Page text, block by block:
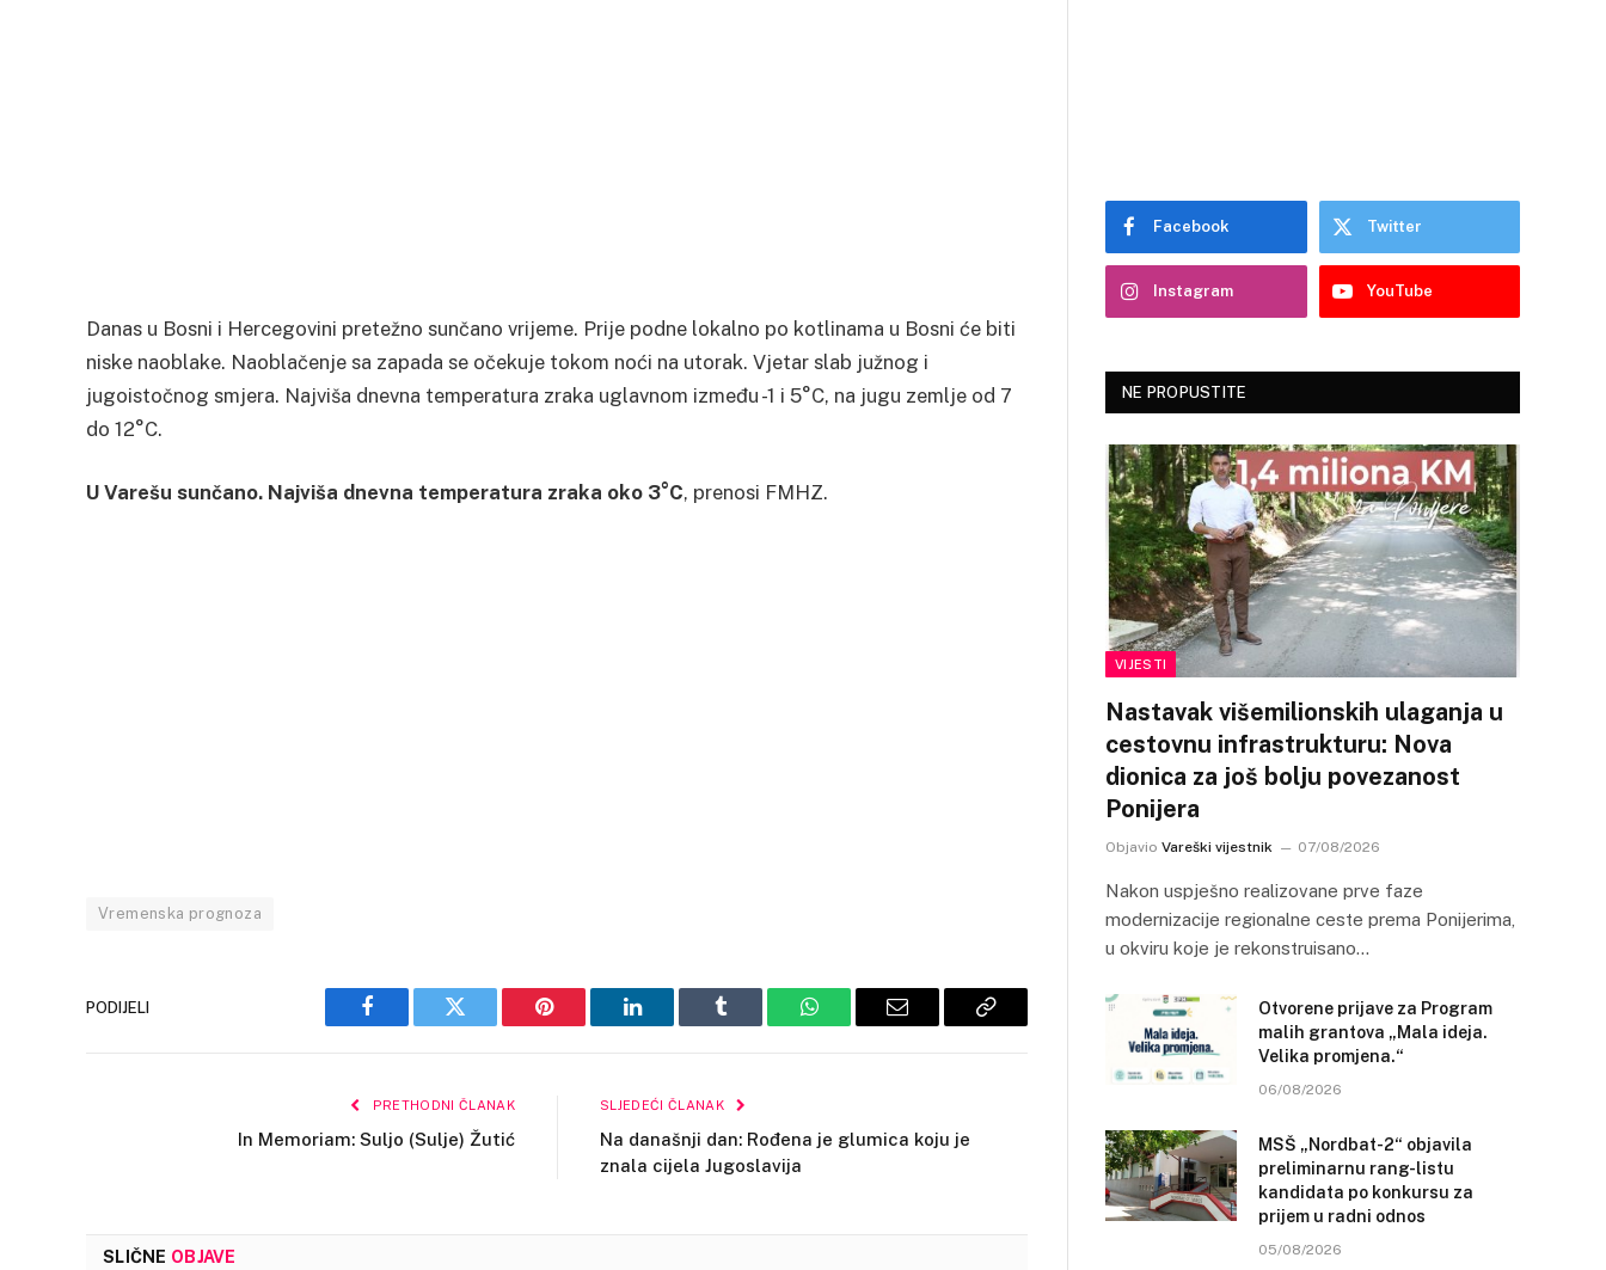
Danas u Bosni i Hercegovini pretežno sunčano vrijeme. Prije podne lokalno po kotlinama u Bosni će biti
niske naoblake. Naoblačenje sa zapada se očekuje tokom noći na utorak. Vjetar slab južnog i
jugoistočnog smjera. Najviša dnevna temperatura zraka uglavnom između -1 i 5°C, na jugu zemlje od 7
do 12°C.
U Varešu sunčano. Najviša dnevna temperatura zraka oko 3°C, prenosi FMHZ.
Vremenska prognoza
PODIJELI
Facebook Twitter Pinterest LinkedIn Tumblr WhatsAppEmail
Copy
PRETHODNI ČLANAK
In Memoriam: Suljo (Sulje) Žutić
SLJEDEĆI ČLANAK
Na današnji dan: Rođena je glumica koju je
znala cijela Jugoslavija
SLIČNE OBJAVE
Facebook Twitter
Instagram YouTube
NE PROPUSTITE
VIJESTI
Nastavak višemilionskih ulaganja u
cestovnu infrastrukturu: Nova
dionica za još bolju povezanost
Ponijera
Objavio Vareški vijestnik 07/08/2026
Nakon uspješno realizovane prve faze
modernizacije regionalne ceste prema Ponijerima,
u okviru koje je rekonstruisano…
Otvorene prijave za Program
malih grantova „Mala ideja.
Velika promjena.“
06/08/2026
MSŠ „Nordbat-2“ objavila
preliminarnu rang-listu
kandidata po konkursu za
prijem u radni odnos
05/08/2026